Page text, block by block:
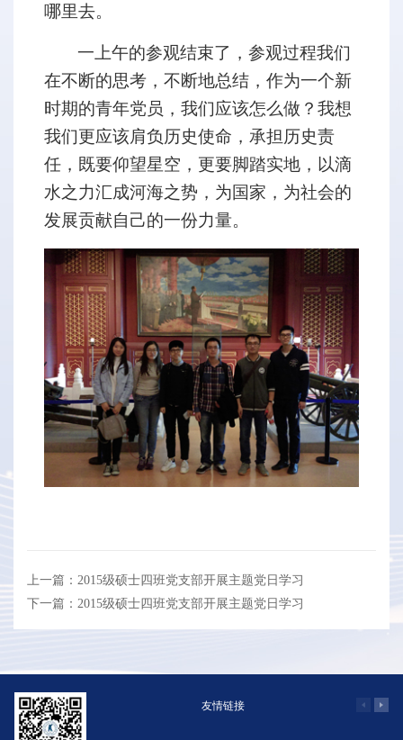
哪里去。
一上午的参观结束了，参观过程我们
在不断的思考，不断地总结，作为一个新
时期的青年党员，我们应该怎么做？我想
我们更应该肩负历史使命，承担历史责
任，既要仰望星空，更要脚踏实地，以滴
水之力汇成河海之势，为国家，为社会的
发展贡献自己的一份力量。
上一篇：2015级硕士四班党支部开展主题党日学习
下一篇：2015级硕士四班党支部开展主题党日学习
友情链接